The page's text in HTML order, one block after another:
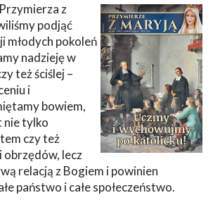
z
podjąć
młodych pokoleń
nadzieję w
też ściślej –
i
bowiem,
nie tylko
czy też
lecz
relacją z Bogiem i powinien
państwo i całe społeczeństwo.